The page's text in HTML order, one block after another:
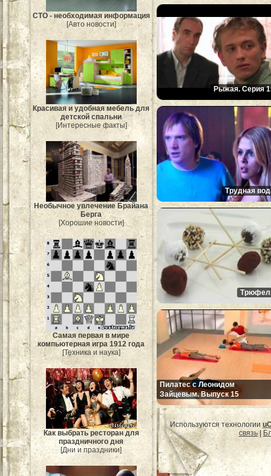
СТО - необходимая информация
[Авто новости]
Красивая и удобная мебель для
детской спальни
[Интересные факты]
Необычное увлечение Брайана
Берга
[Хорошие новости]
Самая первая в мире
компьютерная игра 1912 года
[Техника и наука]
Как выбрать ресторан для
праздничного дня
[Дни и праздники]
Рыжая. Серия
Трудная
Пилатес с Леонидом
Зайцевым. Выпуск 15
Используются технологии
связь